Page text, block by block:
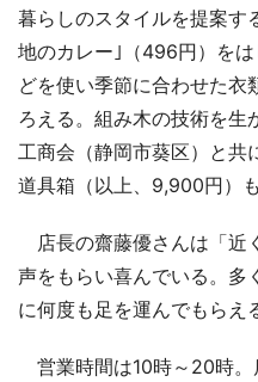
暮らしのスタイルを提案す
地のカレー｣（496円）を
どを使い季節に合わせた
ろえる。組み木の技術を生
工商会（静岡市葵区）と共
道具箱（以上、9,900円）も
店長の齋藤優さんは「近
声をもらい喜んでいる。多
に何度も足を運んでもらえ
営業時間は10時～20時。